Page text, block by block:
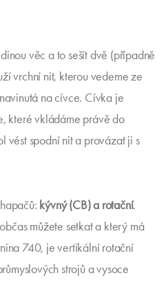
věc a to sešít dvě (případně
vrchní nit, kterou vedeme ze
na cívce. Cívka je
které vkládáme právě do
vést spodní nit a provázat ji s
kývný (CB) a rotační.
můžete setkat a který má
740, je vertikální rotační
strojů a vysoce